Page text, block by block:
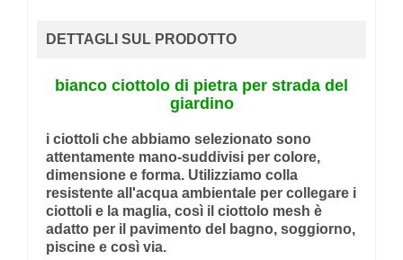
DETTAGLI SUL PRODOTTO
bianco ciottolo di pietra per strada del
giardino
i ciottoli che abbiamo selezionato sono
attentamente mano-suddivisi per colore,
dimensione e forma. Utilizziamo colla
resistente all'acqua ambientale per collegare i
ciottoli e la maglia, così il ciottolo mesh è
adatto per il pavimento del bagno, soggiorno,
piscine e così via.